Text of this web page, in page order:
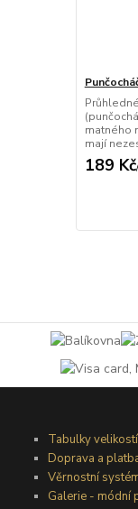
matného
mají
189 Kč/
Tabulky velikostí
Doprava a
Věrnostní
Galerie - módní